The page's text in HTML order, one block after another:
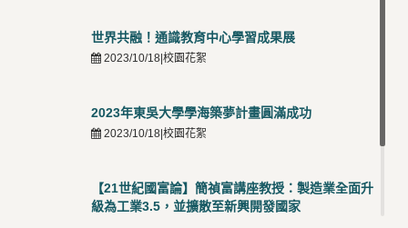
世界共融！通識教育中心學習成果展
2023/10/18|校園花絮
2023年東吳大學學海築夢計畫圓滿成功
2023/10/18|校園花絮
【21世紀國富論】簡禎富講座教授：製造業全面升
級為工業3.5，並擴散至新興開發國家